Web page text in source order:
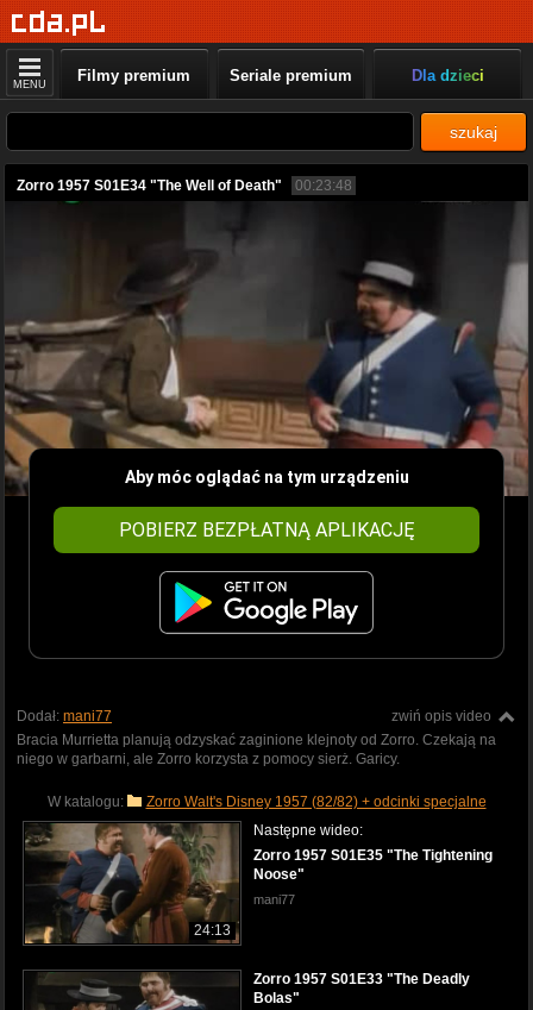
MENU Filmy premium Seriale premium Dla dzieci
szukaj
Zorro 1957 S01E34 "The Well of Death" 00:23:48
Aby móc oglądać na tym urządzeniu
POBIERZ BEZPŁATNĄ APLIKACJĘ
zwiń opis video
Dodał: mani77
Bracia Murrietta planują odzyskać zaginione klejnoty od Zorro. Czekają na
niego w garbarni, ale Zorro korzysta z pomocy sierż. Garicy.
W katalogu: Zorro Walt's Disney 1957 (82/82) + odcinki specjalne
24:13
Następne wideo:
Zorro 1957 S01E35 "The Tightening
Noose"
mani77
Zorro 1957 S01E33 "The Deadly
Bolas"